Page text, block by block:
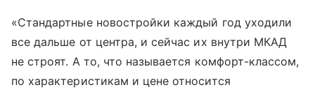
«Стандартные новостройки каждый год уходили
все дальше от центра, и сейчас их внутри МКАД
не строят. А то, что называется комфорт-классом,
по характеристикам и цене относится